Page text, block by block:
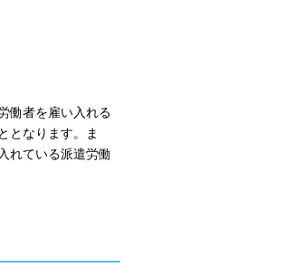
働者を雇い入れる
となります。ま
れている派遣労働